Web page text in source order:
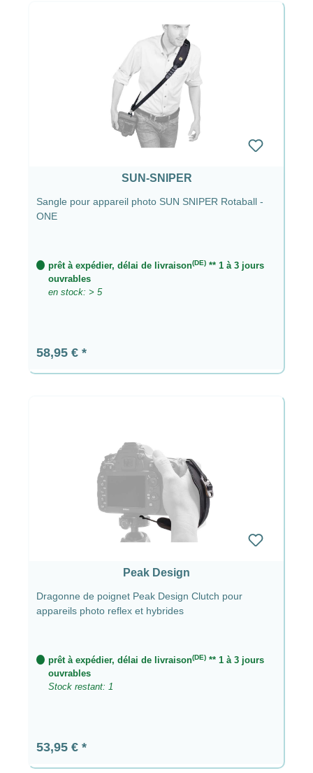
SUN-SNIPER
Sangle pour appareil photo SUN SNIPER Rotaball -
ONE
prêt à expédier, délai de livraison(DE) ** 1 à 3 jours
ouvrables
en stock: > 5
Prix régulier :
58,95 €
Peak Design
Dragonne de poignet Peak Design Clutch pour
appareils photo reflex et hybrides
prêt à expédier, délai de livraison(DE) ** 1 à 3 jours
ouvrables
Stock restant: 1
Prix régulier :
53,95 €